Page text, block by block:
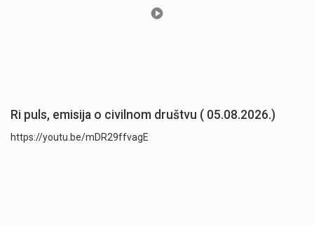
Ri puls, emisija o civilnom društvu ( 05.08.2026.)
https://youtu.be/mDR29ffvagE